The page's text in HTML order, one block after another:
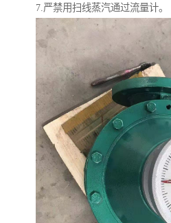
7.严禁用扫线蒸汽通过流量计。